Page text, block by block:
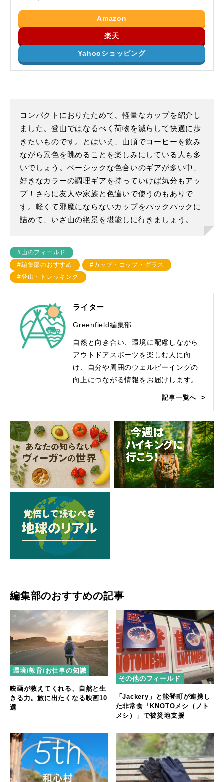
Amazon
楽天
Yahooショッピング
コンパクトにおりたためて、軽量なカップを紹介し
ました。登山ではなるべく荷物を減らして快適に歩
きたいものです。とはいえ、山頂でコーヒーを飲み
ながら景色を眺めることを楽しみにしている人も多
いでしょう。ベーシックな色合いのギアが多い中、
好きなカラーの調理ギアを持っていけば気分もアッ
プ！さらに友人や家族と色違いで使うのもありで
す。軽くて邪魔にならないカップをパックパックに
詰めて、いざ山の絶景を堪能しに行きましょう。
#山のフィールド
#編集部のおすすめ
#カップ・コップ・グラス
#登山・トレッキング
ライター
Greenfield編集部
自然と向き合い、環境に配慮しながら
アウトドアスポーツを楽しむ人に向
け、自分や周囲のウェルビーイングの
向上につながる情報をお届けします。
記事一覧へ
編集部のおすすめの記事
環境/教育/お仕事の知識
映画が教えてくれる、自然と生
きる力。旅に出たくなる映画10
選
その他のフィールド
「Jackery」と能登町が連携し
た非常食「KNOTOメシ（ノト
メシ）」で被災地支援